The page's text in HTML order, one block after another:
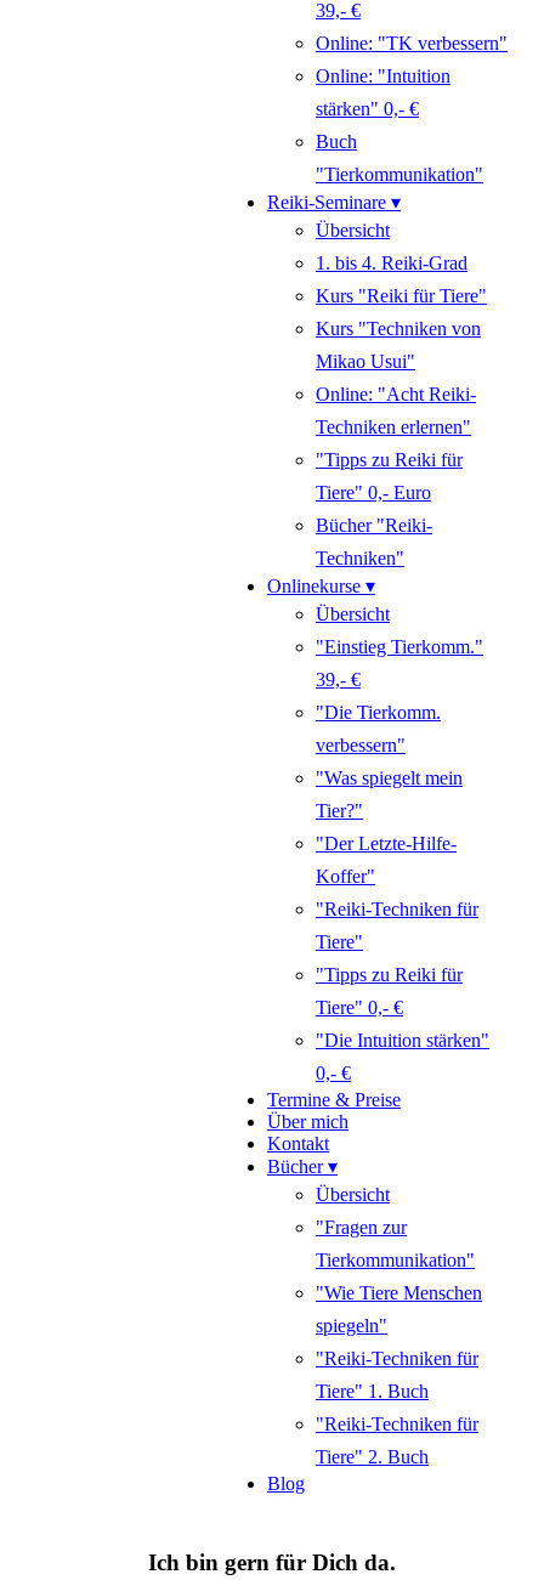
39,- €
Online: "TK verbessern"
Online: "Intuition
stärken" 0,- €
Buch
"Tierkommunikation"
Reiki-Seminare ▾
Übersicht
1. bis 4. Reiki-Grad
Kurs "Reiki für Tiere"
Kurs "Techniken von
Mikao Usui"
Online: "Acht Reiki-
Techniken erlernen"
"Tipps zu Reiki für
Tiere" 0,- Euro
Bücher "Reiki-
Techniken"
Onlinekurse ▾
Übersicht
"Einstieg Tierkomm."
39,- €
"Die Tierkomm.
verbessern"
"Was spiegelt mein
Tier?"
"Der Letzte-Hilfe-
Koffer"
"Reiki-Techniken für
Tiere"
"Tipps zu Reiki für
Tiere" 0,- €
"Die Intuition stärken"
0,- €
Termine & Preise
Über mich
Kontakt
Bücher ▾
Übersicht
"Fragen zur
Tierkommunikation"
"Wie Tiere Menschen
spiegeln"
"Reiki-Techniken für
Tiere" 1. Buch
"Reiki-Techniken für
Tiere" 2. Buch
Blog
Ich bin gern für Dich da.